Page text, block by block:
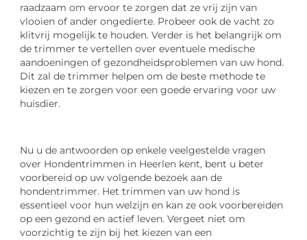
raadzaam om ervoor te zorgen dat ze vrij zijn van
vlooien of ander ongedierte. Probeer ook de vacht zo
klitvrij mogelijk te houden. Verder is het belangrijk om
de trimmer te vertellen over eventuele medische
aandoeningen of gezondheidsproblemen van uw hond.
Dit zal de trimmer helpen om de beste methode te
kiezen en te zorgen voor een goede ervaring voor uw
huisdier.
Nu u de antwoorden op enkele veelgestelde vragen
over Hondentrimmen in Heerlen kent, bent u beter
voorbereid op uw volgende bezoek aan de
hondentrimmer. Het trimmen van uw hond is
essentieel voor hun welzijn en kan ze ook voorbereiden
op een gezond en actief leven. Vergeet niet om
voorzichtig te zijn bij het kiezen van een